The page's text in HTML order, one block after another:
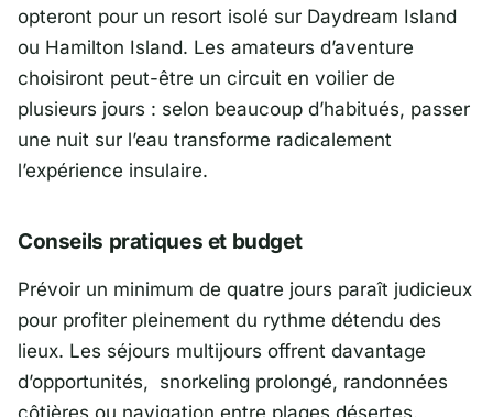
opteront pour un resort isolé sur Daydream Island
ou Hamilton Island. Les amateurs d’aventure
choisiront peut-être un circuit en voilier de
plusieurs jours : selon beaucoup d’habitués, passer
une nuit sur l’eau transforme radicalement
l’expérience insulaire.
Conseils pratiques et budget
Prévoir un minimum de quatre jours paraît judicieux
pour profiter pleinement du rythme détendu des
lieux. Les séjours multijours offrent davantage
d’opportunités, snorkeling prolongé, randonnées
côtières ou navigation entre plages désertes.